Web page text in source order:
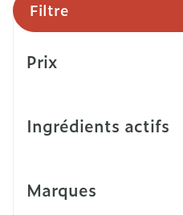
Filtre
Prix
Ingrédients actifs
Marques